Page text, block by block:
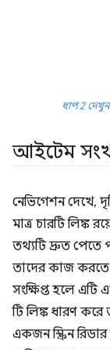
ধাপ 2
আইটেম
নেভিগেশন দেখে,
মাত্র চারটি লিঙ্ক
তথ্যটি দ্রুত পেতে
তাদের কাজ করতে
সংক্ষিপ্ত হলে এটি
টি লিঙ্ক ধারণ
একজন স্ক্রিন